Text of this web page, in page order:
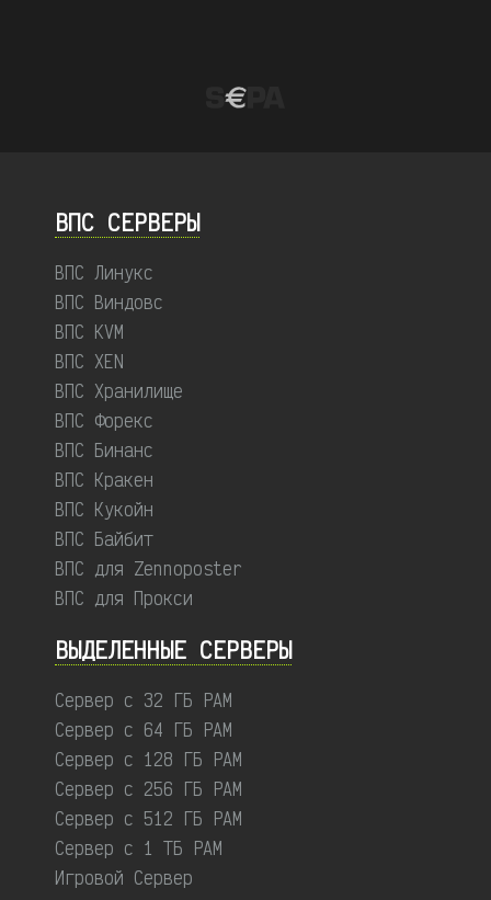
ВПС СЕРВЕРЫ
ВПС Линукс
ВПС Виндовс
ВПС KVM
ВПС XEN
ВПС Хранилище
ВПС Форекс
ВПС Бинанс
ВПС Кракен
ВПС Кукойн
ВПС Байбит
ВПС для Zennoposter
ВПС для Прокси
ВЫДЕЛЕННЫЕ CЕРВЕРЫ
Сервер с 32 ГБ РАМ
Сервер с 64 ГБ РАМ
Сервер с 128 ГБ РАМ
Сервер с 256 ГБ РАМ
Сервер с 512 ГБ РАМ
Сервер с 1 ТБ РАМ
Игровой Сервер